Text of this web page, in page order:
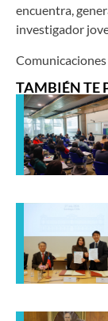
encuentra,
investigador
TAMBIÉN TE